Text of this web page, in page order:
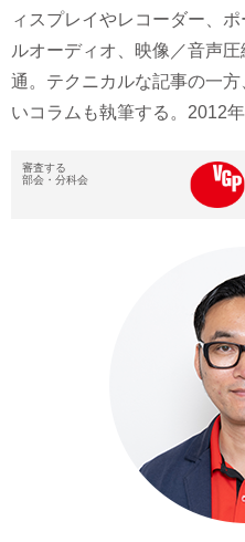
ィスプレイやレコーダー、
ルオーディオ、映像／音声
通。テクニカルな記事の一
いコラムも執筆する。2012